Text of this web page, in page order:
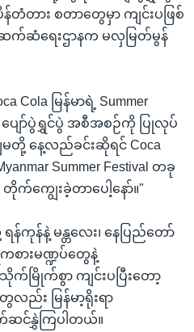
န်တံတား စတာတွေမှာ ကျင်းပဖြစ်
က်ဆံရေးဌာနက မလှမြတ်မွန်
Cola မြန်မာရဲ့ Summer
ပျော်ပွဲရွှင်ပွဲ အစီအစဉ်ကို ပြုလုပ်
မတို့ နေ့လည်ခင်းဆိုရင် Coca
Summer Festival တခု
ျွေးခဲ့တာပေါ့နော်။"
ကုန်နဲ့ မန္တလေး၊ နေပြည်တော်
စားမဏ္ဍပ်တွေနဲ့
မြိုက်စွာ ကျင်းပပြီးတော့
လည်း မြန်မာ့ရိုးရာ
င်နွှဲကြပါတယ်။